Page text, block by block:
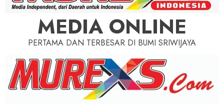
MEDIA ONLINE
PERTAMA DAN TERBESAR DI BUMI SRIWIJAYA